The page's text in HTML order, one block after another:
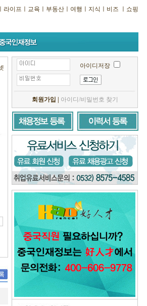
라이프 교육 부동산 여행 지식 비즈 쇼핑
아이디저장
회원가입 아이디/비밀번호 찾기